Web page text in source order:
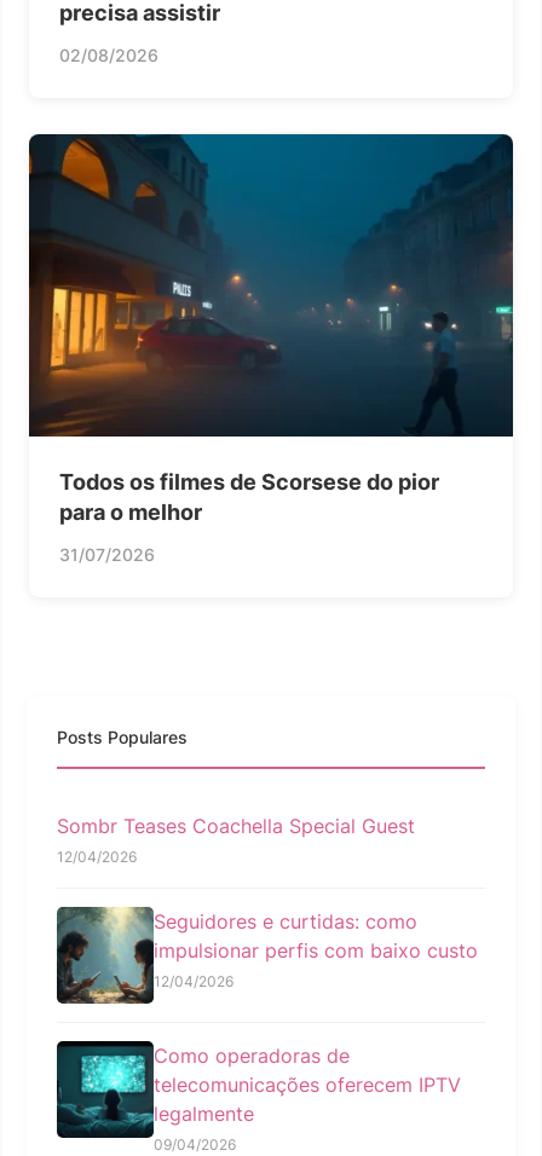
precisa assistir
02/08/2026
Todos os filmes de Scorsese do pior
para o melhor
31/07/2026
Posts Populares
Sombr Teases Coachella Special Guest
12/04/2026
Seguidores e curtidas: como
impulsionar perfis com baixo custo
12/04/2026
Como operadoras de
telecomunicações oferecem IPTV
legalmente
09/04/2026